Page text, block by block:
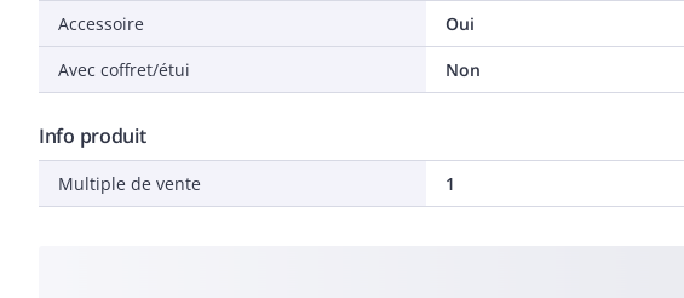
Accessoire
Oui
Avec coffret/étui
Non
Info produit
Multiple de vente 1